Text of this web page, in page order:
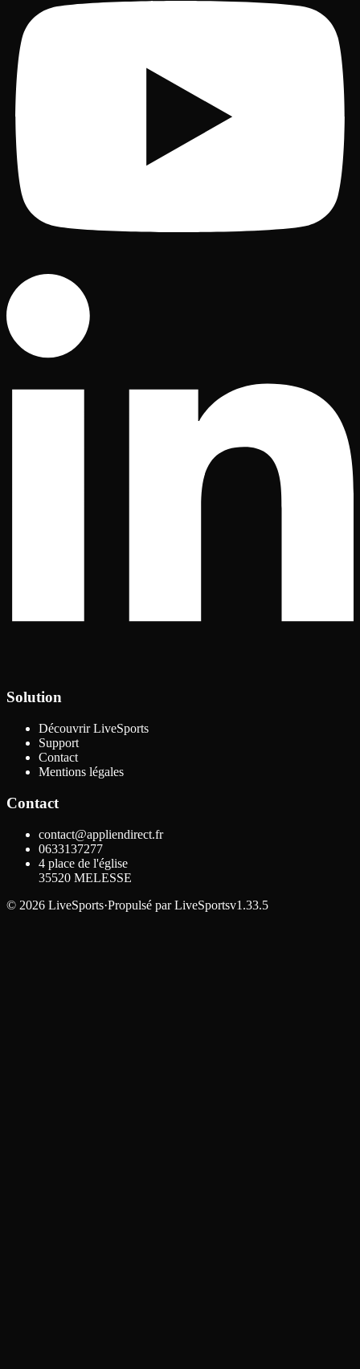
Solution
Découvrir LiveSports
Support
Contact
Mentions légales
Contact
contact@appliendirect.fr
0633137277
4 place de l'église
35520 MELESSE
© 2026 LiveSports·Propulsé par LiveSportsv1.33.5